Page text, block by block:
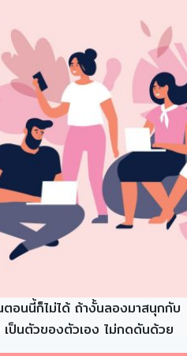
ตอนนี้ก็ไม่ได้ ถ้างั้นลองมาสนุกกับ
เป็นตัวของตัวเอง ไม่กดดันด้วย